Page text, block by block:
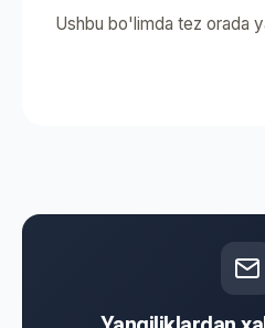
Ushbu bo'limda tez orada